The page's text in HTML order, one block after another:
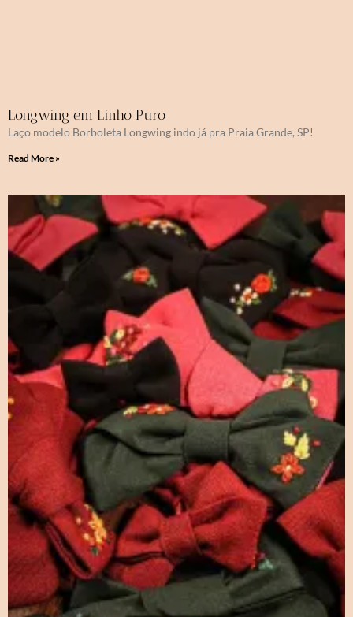
Longwing em Linho Puro
Laço modelo Borboleta Longwing indo já pra Praia Grande, SP!
Read More »